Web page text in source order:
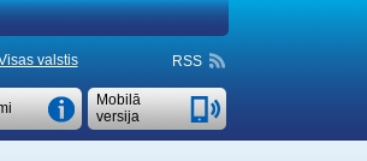
valstis RSS
Mobilā
versija